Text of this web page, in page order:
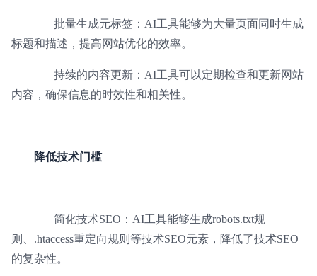
批量生成元标签：AI工具能够为大量页面同时生成
标题和描述，提高网站优化的效率。
持续的内容更新：AI工具可以定期检查和更新网站
内容，确保信息的时效性和相关性。
降低技术门槛
简化技术SEO：AI工具能够生成robots.txt规
则、.htaccess重定向规则等技术SEO元素，降低了技术SEO
的复杂性。